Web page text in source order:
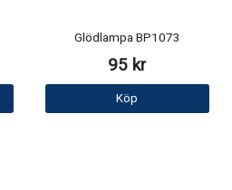
Glödlampa BP1073
95 kr
Köp